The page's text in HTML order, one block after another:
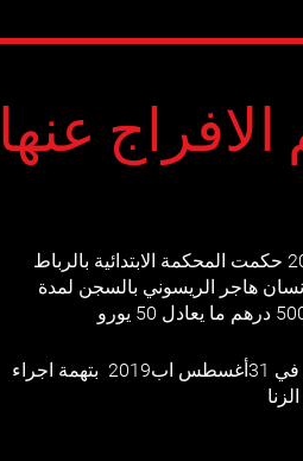
الافراج عنها
.في 30 سبتمبر ايلول 2019 حكمت المحكمة الابتدائية بالرباط
هاجر الريسوني بالسجن لمدة
تم اعتقال هاجر االريسوني في 31أغسطس اب2019 بتهمة اجراء